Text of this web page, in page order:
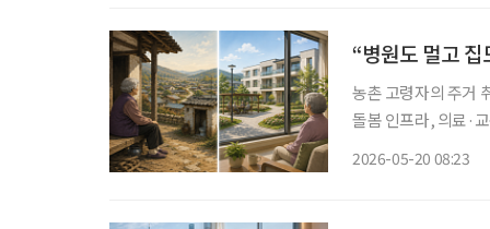
“병원도 멀고
농촌 고령자의 주거
돌봄 인프라, 의료·
2026-05-20 08:23